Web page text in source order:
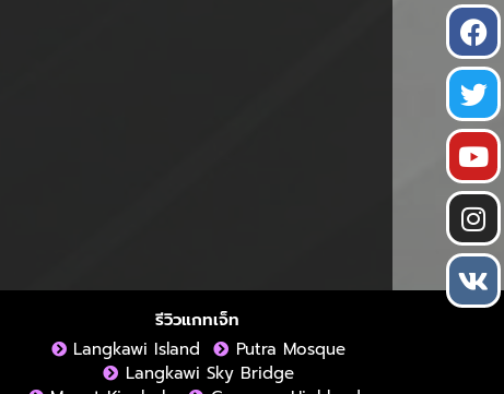
รีวิวแกทเจ็ท
Langkawi Island
Putra Mosque
Langkawi Sky Bridge